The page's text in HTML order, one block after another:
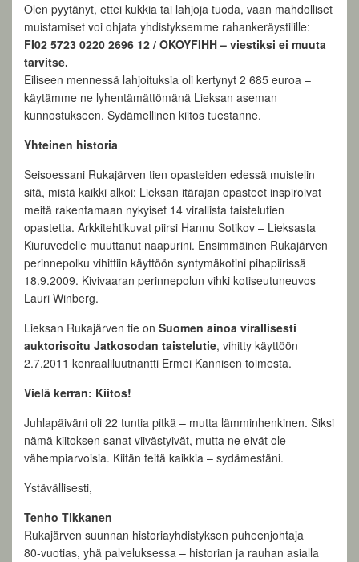
Olen pyytänyt, ettei kukkia tai lahjoja tuoda, vaan mahdolliset
muistamiset voi ohjata yhdistyksemme rahankeräystilille:
FI02 5723 0220 2696 12 / OKOYFIHH – viestiksi ei muuta
tarvitse.
Eiliseen mennessä lahjoituksia oli kertynyt 2 685 euroa –
käytämme ne lyhentämättömänä Lieksan aseman
kunnostukseen. Sydämellinen kiitos tuestanne.
Yhteinen historia
Seisoessani Rukajärven tien opasteiden edessä muistelin
sitä, mistä kaikki alkoi: Lieksan itärajan opasteet inspiroivat
meitä rakentamaan nykyiset 14 virallista taistelutien
opastetta. Arkkitehtikuvat piirsi Hannu Sotikov – Lieksasta
Kiuruvedelle muuttanut naapurini. Ensimmäinen Rukajärven
perinnepolku vihittiin käyttöön syntymäkotini pihapiirissä
18.9.2009. Kivivaaran perinnepolun vihki kotiseutuneuvos
Lauri Winberg.
Lieksan Rukajärven tie on Suomen ainoa virallisesti
auktorisoitu Jatkosodan taistelutie, vihitty käyttöön
2.7.2011 kenraaliluutnantti Ermei Kannisen toimesta.
Vielä kerran: Kiitos!
Juhlapäiväni oli 22 tuntia pitkä – mutta lämminhenkinen. Siksi
nämä kiitoksen sanat viivästyivät, mutta ne eivät ole
vähempiarvoisia. Kiitän teitä kaikkia – sydämestäni.
Ystävällisesti,
Tenho Tikkanen
Rukajärven suunnan historiayhdistyksen puheenjohtaja
80-vuotias, yhä palveluksessa – historian ja rauhan asialla